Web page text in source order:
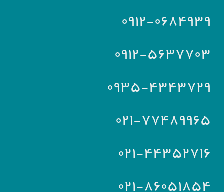
۰۹۱۲-۰۶۸۴۹۳۹
۰۹۱۲-۵۶۳۷۷۰۳
۰۹۳۵-۴۳۴۳۷۲۹
۰۲۱-۷۷۴۸۹۹۶۵
۰۲۱-۴۴۳۵۲۷۱۶
۰۲۱-۸۶۰۵۱۸۵۴